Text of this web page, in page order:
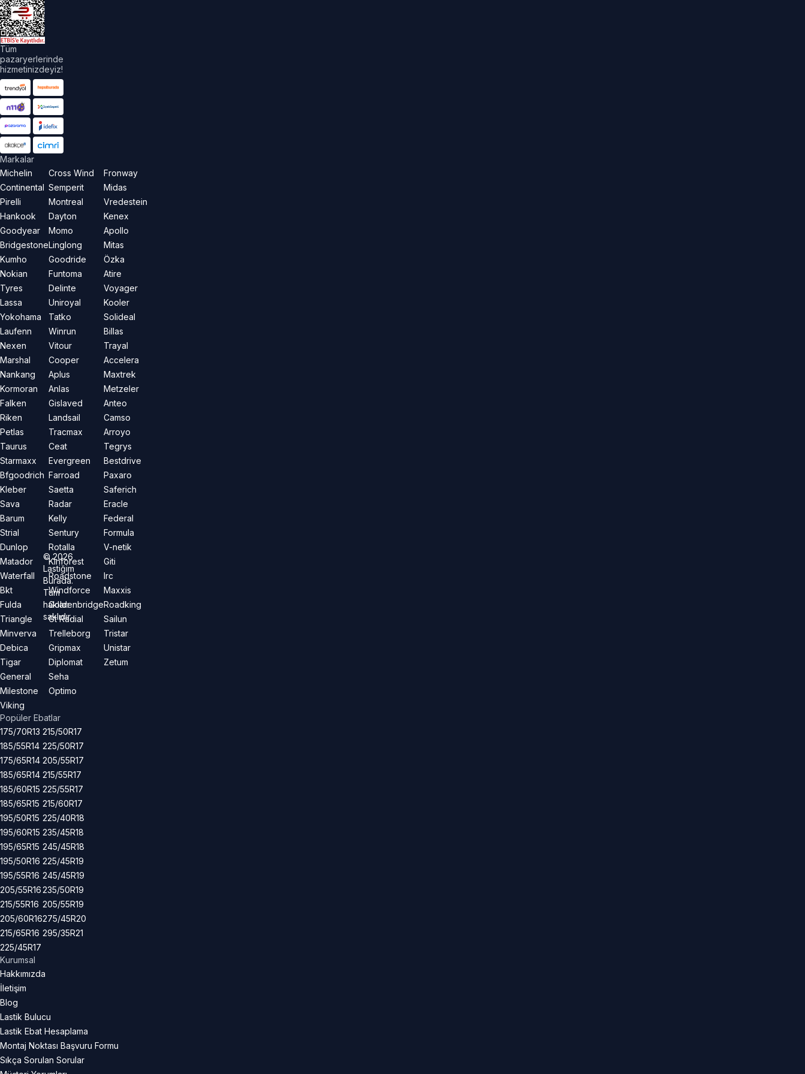
Tüm
pazaryerlerinde
hizmetinizdeyiz!
Markalar
Michelin
Continental
Pirelli
Hankook
Goodyear
Bridgestone
Kumho
Nokian
Tyres
Lassa
Yokohama
Laufenn
Nexen
Marshal
Nankang
Kormoran
Falken
Riken
Petlas
Taurus
Starmaxx
Bfgoodrich
Kleber
Sava
Barum
Strial
Dunlop
Matador
Waterfall
Bkt
Fulda
Triangle
Minverva
Debica
Tigar
General
Milestone
Viking
Cross Wind
Semperit
Montreal
Dayton
Momo
Linglong
Goodride
Funtoma
Delinte
Uniroyal
Tatko
Winrun
Vitour
Cooper
Aplus
Anlas
Gislaved
Landsail
Tracmax
Ceat
Evergreen
Farroad
Saetta
Radar
Kelly
Sentury
Rotalla
Kinforest
Roadstone
Windforce
Goldenbridge
Gt Radial
Trelleborg
Gripmax
Diplomat
Seha
Optimo
Fronway
Midas
Vredestein
Kenex
Apollo
Mitas
Özka
Atire
Voyager
Kooler
Solideal
Billas
Trayal
Accelera
Maxtrek
Metzeler
Anteo
Camso
Arroyo
Tegrys
Bestdrive
Paxaro
Saferich
Eracle
Federal
Formula
V-netik
Giti
Irc
Maxxis
Roadking
Sailun
Tristar
Unistar
Zetum
Popüler Ebatlar
175/70R13
185/55R14
175/65R14
185/65R14
185/60R15
185/65R15
195/50R15
195/60R15
195/65R15
195/50R16
195/55R16
205/55R16
215/55R16
205/60R16
215/65R16
225/45R17
215/50R17
225/50R17
205/55R17
215/55R17
225/55R17
215/60R17
225/40R18
235/45R18
245/45R18
225/45R19
245/45R19
235/50R19
205/55R19
275/45R20
295/35R21
Kurumsal
Hakkımızda
İletişim
Blog
Lastik Bulucu
Lastik Ebat Hesaplama
Montaj Noktası Başvuru Formu
Sıkça Sorulan Sorular
©2026
Lastiğim
Burada.
Tüm
hakları
saklıdır.